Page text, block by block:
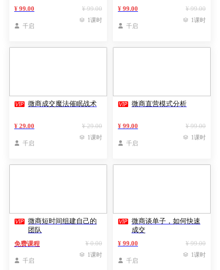
¥ 99.00
¥ 99.00
 千启
 1课时
¥ 99.00
¥ 99.00
 千启
 1课时
 微商成交魔法催眠战术
¥ 29.00
¥ 29.00
 千启
 1课时
 微商直营模式分析
¥ 99.00
¥ 99.00
 千启
 1课时
 微商短时间组建自己的
团队
¥ 0.00
免费课程
 千启
 1课时
 微商谈单子，如何快速
成交
¥ 99.00
¥ 99.00
 千启
 1课时